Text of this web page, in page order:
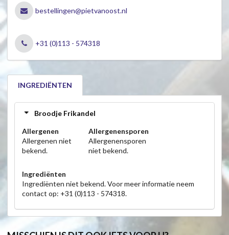
bestellingen@pietvanoost.nl
+31 (0)113 - 574318
INGREDIËNTEN
Broodje Frikandel
Allergenen
Allergenen niet
bekend.
Allergenensporen
Allergenensporen
niet bekend.
Ingrediënten
Ingrediënten niet bekend. Voor meer informatie neem
contact op: +31 (0)113 - 574318.